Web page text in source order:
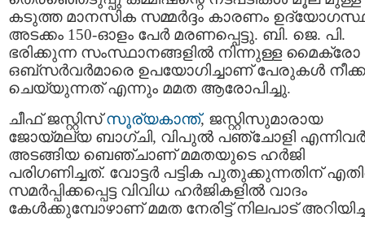
കടുത്ത മാനസിക സമ്മർദ്ദം കാരണം
അടക്കം 150-ഓളം പേർ മരണപ്പെട്ടു. ബി. ജെ. പി.
ഭരിക്കുന്ന സംസ്ഥാനങ്ങളിൽ നിന്നുള്ള മൈക്രോ
ഒബ്‌സർവർമാരെ ഉപയോഗിച്ചാണ് പേരുകൾ
ചെയ്യുന്നത് എന്നും മമത ആരോപിച്ചു.
ചീഫ് ജസ്റ്റിസ്സൂര്യകാന്ത്, ജസ്റ്റിസുമാരായ
ജോയ്മല്യ ബാഗ്ചി, വിപുൽ പഞ്ചോളി എന്നിവർ
അടങ്ങിയ ബെഞ്ചാണ് മമതയുടെ ഹർജി
പരിഗണിച്ചത്. വോട്ടർ പട്ടിക പുതുക്കുന്നതിന്
സമർപ്പിക്കപ്പെട്ട വിവിധ ഹർജികളിൽ വാദം
കേൾക്കുമ്പോഴാണ് മമത നേരിട്ട് നിലപാട്